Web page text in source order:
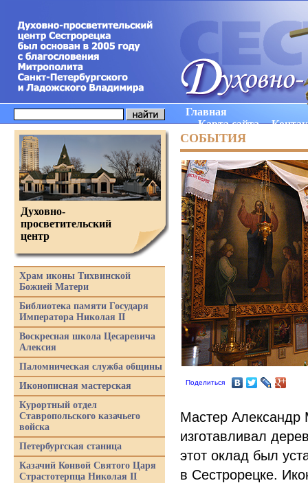
Главная
Карта сайта
СОБЫТИЯ
Поделиться
Мастер Александр
изготавливал
этот оклад был
в Сестрорецке.
Духовно-
просветительский
центр
Храм иконы Тихвинской
Божией Матери
Библиотека памяти Государя
Императора Николая II
Воскресная школа Цесаревича
Алексия
Паломническая служба общины
Иконописная мастерская
Курортный отдел
Ставропольского казачьего
войска
Петербургская станица
Казачий Конвой Святого Царя
Страстотерпца Николая II